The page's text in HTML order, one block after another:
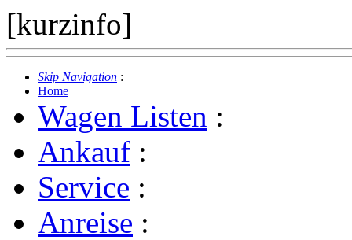
[kurzinfo]
Skip Navigation :
Home
Wagen Listen :
Ankauf :
Service :
Anreise :